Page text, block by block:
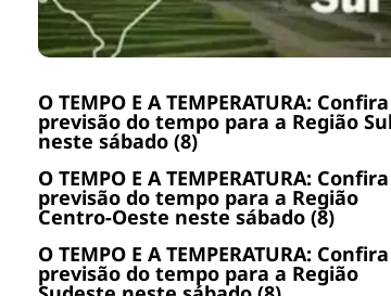
O TEMPO E A TEMPERATURA:
previsão do tempo para a Região Sul
neste sábado (8)
O TEMPO E A TEMPERATURA:
previsão do tempo para a Região
Centro-Oeste neste sábado (8)
O TEMPO E A TEMPERATURA:
previsão do tempo para a Região